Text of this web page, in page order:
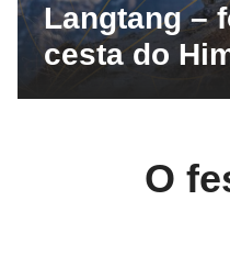
Langtang –
cesta do
O